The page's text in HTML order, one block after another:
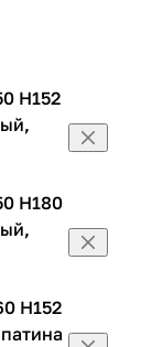
H152
H180
H152